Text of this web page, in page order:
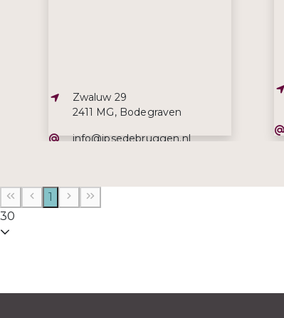
Adres:
Zwaluw 29
2411 MG, Bodegraven
E-mailadres:
info@ipsedebruggen.nl
1
30